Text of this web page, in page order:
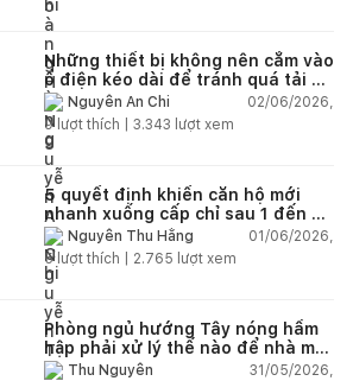
Những thiết bị không nên cắm vào
ổ điện kéo dài để tránh quá tải và
chập cháy trong nhà
Nguyễn An Chi
02/06/2026,
9lượt thích | 3.343 lượt xem
5 quyết định khiến căn hộ mới
nhanh xuống cấp chỉ sau 1 đến 2
nămNguyễn Thu Hằng
01/06/2026,
5lượt thích | 2.765 lượt xem
Phòng ngủ hướng Tây nóng hầm
hập phải xử lý thế nào để nhà mát
hơn?Thu Nguyễn
31/05/2026,